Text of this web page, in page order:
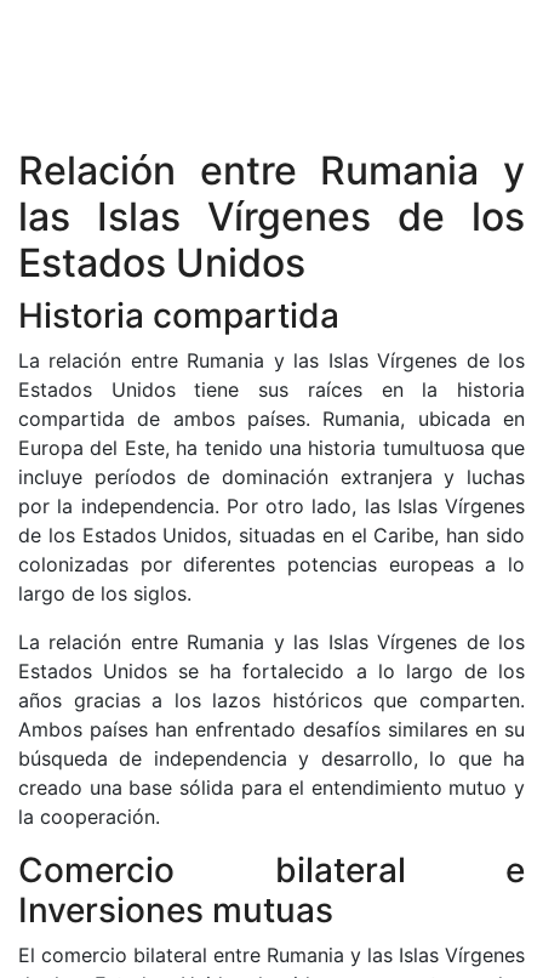
Relación entre Rumania y
las Islas Vírgenes de los
Estados Unidos
Historia compartida
La relación entre Rumania y las Islas Vírgenes de los
Estados Unidos tiene sus raíces en la historia
compartida de ambos países. Rumania, ubicada en
Europa del Este, ha tenido una historia tumultuosa que
incluye períodos de dominación extranjera y luchas
por la independencia. Por otro lado, las Islas Vírgenes
de los Estados Unidos, situadas en el Caribe, han sido
colonizadas por diferentes potencias europeas a lo
largo de los siglos.
La relación entre Rumania y las Islas Vírgenes de los
Estados Unidos se ha fortalecido a lo largo de los
años gracias a los lazos históricos que comparten.
Ambos países han enfrentado desafíos similares en su
búsqueda de independencia y desarrollo, lo que ha
creado una base sólida para el entendimiento mutuo y
la cooperación.
Comercio bilateral e
Inversiones mutuas
El comercio bilateral entre Rumania y las Islas Vírgenes